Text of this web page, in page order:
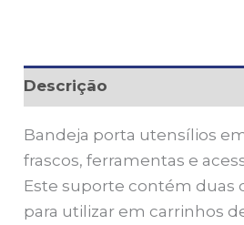
Descrição
Bandeja porta utensílios
frascos, ferramentas e
Este suporte contém duas
para utilizar em carrinhos